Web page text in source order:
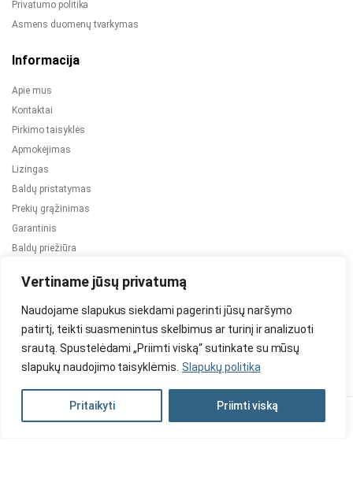
Vertiname jūsų privatumą
Naudojame slapukus siekdami pagerinti jūsų naršymo
patirtį, teikti suasmenintus skelbimus ar turinį ir analizuoti
srautą. Spustelėdami „Priimti viską“ sutinkate su mūsų
slapukų naudojimo taisyklėmis. Slapukų politika
Pritaikyti Priimti viską
Privatumo politika
Asmens duomenų tvarkymas
Informacija
Apie mus
Kontaktai
Pirkimo taisyklės
Apmokėjimas
Lizingas
Baldų pristatymas
Prekių grąžinimas
Garantinis
Baldų priežiūra
2024 © Visos teisės saugomos. Be TauBaldai.lt sutikimo draudžiama
Asmens duomenų tvarkymas Privatumo politika